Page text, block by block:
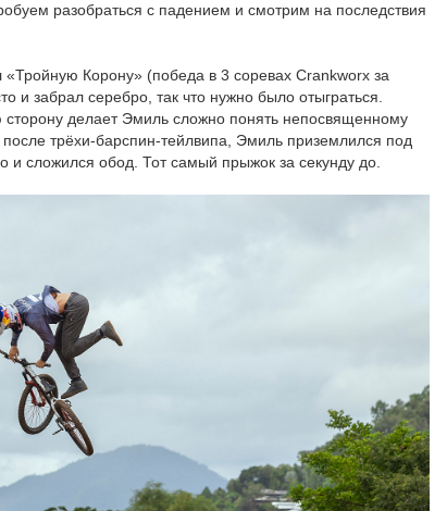
разобраться с падением и смотрим на последствия
Корону» (победа в 3 соревах Crankworx за
и забрал серебро, так что нужно было отыграться.
сторону делает Эмиль сложно понять непосвященному
трёхи-барспин-тейлвипа, Эмиль приземлился под
и сложился обод. Тот самый прыжок за секунду до.